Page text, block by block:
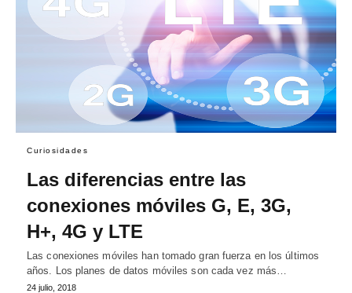
Curiosidades
Las diferencias entre las
conexiones móviles G, E, 3G,
H+, 4G y LTE
Las conexiones móviles han tomado gran fuerza en los últimos
años. Los planes de datos móviles son cada vez más…
24 julio, 2018